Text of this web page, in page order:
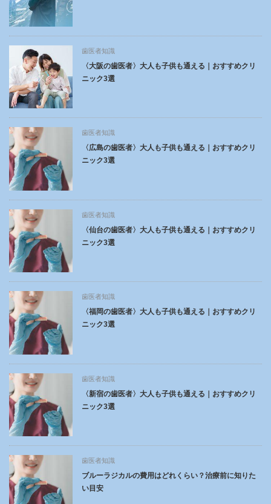
歯医者知識
〈大阪の歯医者〉大人も子供も通える｜おすすめクリ
ニック3選
歯医者知識
〈広島の歯医者〉大人も子供も通える｜おすすめクリ
ニック3選
歯医者知識
〈仙台の歯医者〉大人も子供も通える｜おすすめクリ
ニック3選
歯医者知識
〈福岡の歯医者〉大人も子供も通える｜おすすめクリ
ニック3選
歯医者知識
〈新宿の歯医者〉大人も子供も通える｜おすすめクリ
ニック3選
歯医者知識
ブルーラジカルの費用はどれくらい？治療前に知りた
い目安